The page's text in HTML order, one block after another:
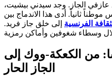
عازفي الجاز. وجد سيدني بيشيت،
ثانياً. أدى هذا الاندماج بين
الفرنسية إلى خلق جاز فريد.
من الكعكة-ووك إلى
الجاز الحار